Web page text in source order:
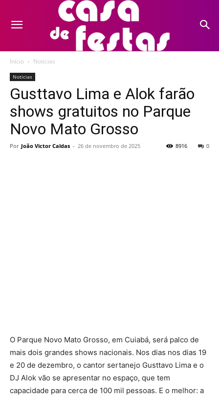
Início Noticias
Noticias
Gusttavo Lima e Alok farão
shows gratuitos no Parque
Novo Mato Grosso
Por João Victor Caldas - 26 de novembro de 2025 0
8916
O Parque Novo Mato Grosso, em Cuiabá, será palco de
mais dois grandes shows nacionais. Nos dias nos dias 19
e 20 de dezembro, o cantor sertanejo Gusttavo Lima e o
DJ Alok vão se apresentar no espaço, que tem
capacidade para cerca de 100 mil pessoas. E o melhor: a